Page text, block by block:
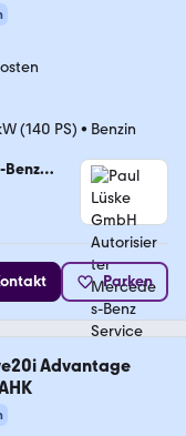
(140 PS) • Benzin
Benz
Parken
Advantage